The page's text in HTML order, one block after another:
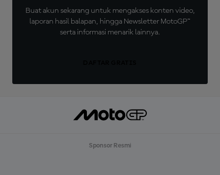
Buat akun sekarang untuk mengakses konten video,
laporan hasil balapan, hingga Newsletter MotoGP™
serta informasi menarik lainnya.
Sponsor Resmi